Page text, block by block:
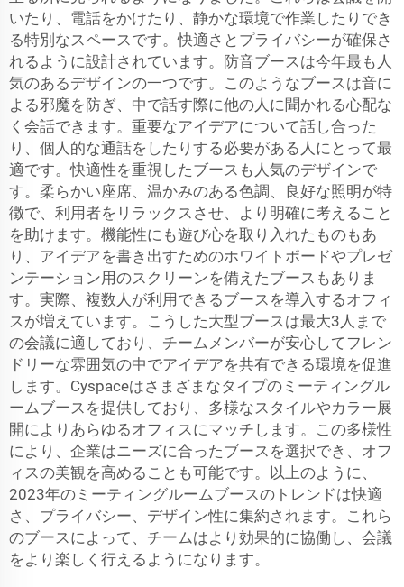
いたり、電話をかけたり、静かな環境で作業したりでき
る特別なスペースです。快適さとプライバシーが確保さ
れるように設計されています。防音ブースは今年最も人
気のあるデザインの一つです。このようなブースは音に
よる邪魔を防ぎ、中で話す際に他の人に聞かれる心配な
く会話できます。重要なアイデアについて話し合った
り、個人的な通話をしたりする必要がある人にとって最
適です。快適性を重視したブースも人気のデザインで
す。柔らかい座席、温かみのある色調、良好な照明が特
徴で、利用者をリラックスさせ、より明確に考えること
を助けます。機能性にも遊び心を取り入れたものもあ
り、アイデアを書き出すためのホワイトボードやプレゼ
ンテーション用のスクリーンを備えたブースもありま
す。実際、複数人が利用できるブースを導入するオフィ
スが増えています。こうした大型ブースは最大3人まで
の会議に適しており、チームメンバーが安心してフレン
ドリーな雰囲気の中でアイデアを共有できる環境を促進
します。Cyspaceはさまざまなタイプのミーティングル
ームブースを提供しており、多様なスタイルやカラー展
開によりあらゆるオフィスにマッチします。この多様性
により、企業はニーズに合ったブースを選択でき、オフ
ィスの美観を高めることも可能です。以上のように、
2023年のミーティングルームブースのトレンドは快適
さ、プライバシー、デザイン性に集約されます。これら
のブースによって、チームはより効果的に協働し、会議
をより楽しく行えるようになります。